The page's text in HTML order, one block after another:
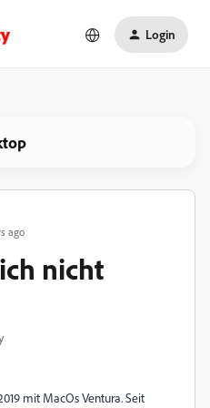
Login
ago
nicht
mit MacOs Ventura. Seit